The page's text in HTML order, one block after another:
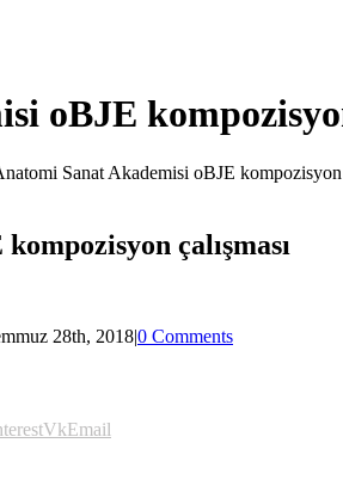
oBJE
Sanat Akademisi oBJE kompozisyon
çalışması
28th, 2018|0 Comments
VkEmail